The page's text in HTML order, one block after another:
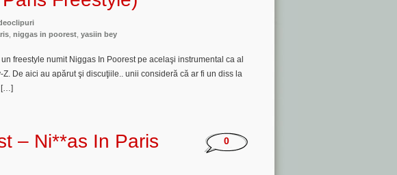
niggas in poorest yasiin bey
freestyle numit Niggas In Poorest pe acelaşi instrumental ca al
De aici au apărut şi discuţiile.. unii consideră că ar fi un diss la
[…]
– Ni**as In Paris
0